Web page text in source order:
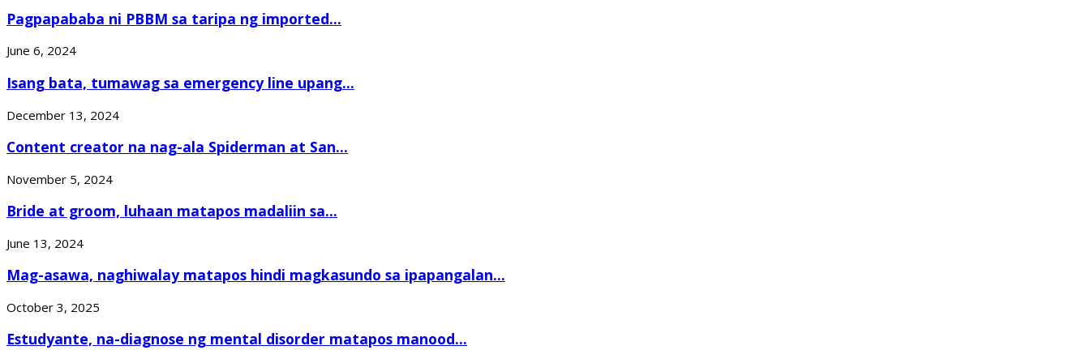
Pagpapababa ni PBBM sa taripa ng imported...
June 6, 2024
Isang bata, tumawag sa emergency line upang...
December 13, 2024
Content creator na nag-ala Spiderman at San...
November 5, 2024
Bride at groom, luhaan matapos madaliin sa...
June 13, 2024
Mag-asawa, naghiwalay matapos hindi magkasundo sa ipapangalan...
October 3, 2025
Estudyante, na-diagnose ng mental disorder matapos manood...